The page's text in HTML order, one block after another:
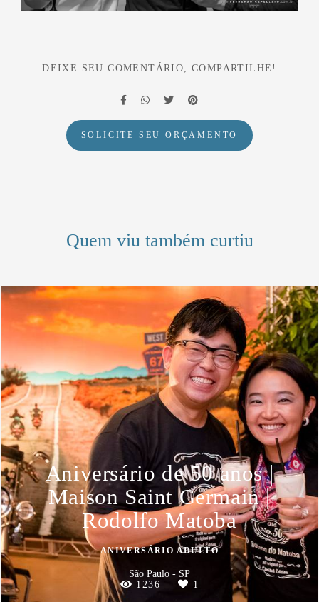
DEIXE SEU COMENTÁRIO, COMPARTILHE!
SOLICITE SEU ORÇAMENTO
Quem viu também curtiu
Aniversário de 50 anos |
Maison Saint Germain |
Rodolfo Matoba
ANIVERSÁRIO ADULTO
São Paulo - SP
1236
1